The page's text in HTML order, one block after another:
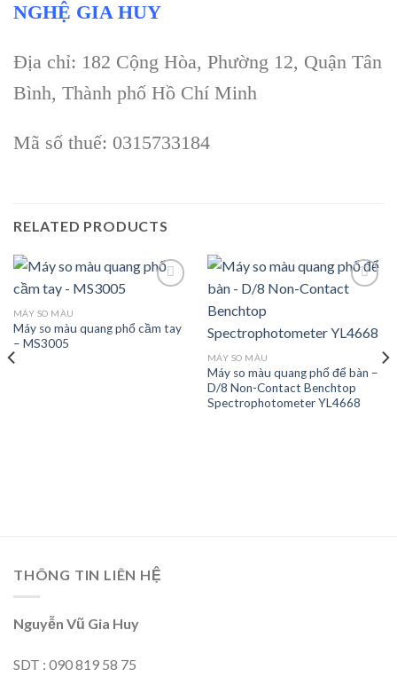
NGHỆ GIA HUY
Địa chỉ: 182 Cộng Hòa, Phường 12, Quận Tân
Bình, Thành phố Hồ Chí Minh
Mã số thuế: 0315733184
RELATED PRODUCTS
Add to
MÁY SO MÀU
Máy so màu quang phổ cầm tay
– MS3005
Add to
wishlist
MÁY SO MÀU
Máy so màu quang phổ để bàn –
D/8 Non-Contact Benchtop
Spectrophotometer YL4668
THÔNG TIN LIÊN HỆ
Nguyễn Vũ Gia Huy
SDT : 090 819 58 75